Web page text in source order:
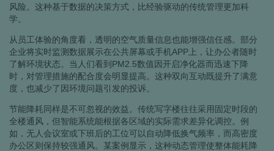
风险。这种基于数据的决策方式，比经验驱动的传统管理更加科
学。
从员工体验的角度看，透明的空气质量信息也能增强信任感。部分
企业将实时监测数据展示在公共屏幕或手机APP上，让办公者随时
了解环境状态。当人们看到PM2.5数值因开启净化器而迅速下降
时，对管理措施的配合度会明显提高。这种双向互动既提升了满意
度，也减少了因环境问题引发的投诉。
节能降耗同样是不可忽视的效益。传统写字楼往往采用固定时段的
全楼通风，但智能系统能根据各区域的实际需求差异化调控。例
如，无人会议室或下班后的工位可以自动降低换气频率，而高密度
办公区则保持较强通风。某案例显示，这种动态管理使整体能耗降